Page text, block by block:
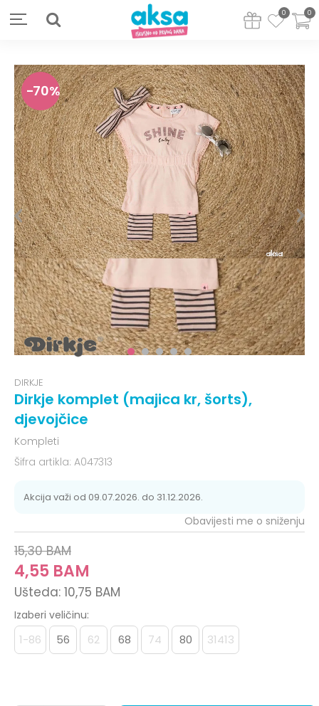
0
0
70%
DIRKJE
Dirkje komplet (majica kr, šorts),
djevojčice
Kompleti
Šifra artikla: A047313
Akcija važi od 09.07.2026. do 31.12.2026.
15,30 BAM
4,55 BAM
Ušteda: 10,75 BAM
Obavijesti me o sniženju
Izaberi veličinu:
1-86 56 62 68 74 80 31413